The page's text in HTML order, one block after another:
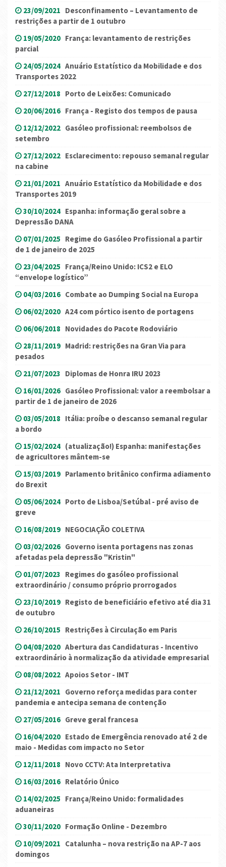
23/09/2021 Desconfinamento – Levantamento de
restrições a partir de 1 outubro
19/05/2020 França: levantamento de restrições
parcial
24/05/2024 Anuário Estatístico da Mobilidade e dos
Transportes 2022
27/12/2018 Porto de Leixões: Comunicado
20/06/2016 França - Registo dos tempos de pausa
12/12/2022 Gasóleo profissional: reembolsos de
setembro
27/12/2022 Esclarecimento: repouso semanal regular
na cabine
21/01/2021 Anuário Estatístico da Mobilidade e dos
Transportes 2019
30/10/2024 Espanha: informação geral sobre a
Depressão DANA
07/01/2025 Regime do Gasóleo Profissional a partir
de 1 de janeiro de 2025
23/04/2025 França/Reino Unido: ICS2 e ELO
“envelope logístico”
04/03/2016 Combate ao Dumping Social na Europa
06/02/2020 A24 com pórtico isento de portagens
06/06/2018 Novidades do Pacote Rodoviário
28/11/2019 Madrid: restrições na Gran Via para
pesados
21/07/2023 Diplomas de Honra IRU 2023
16/01/2026 Gasóleo Profissional: valor a reembolsar a
partir de 1 de janeiro de 2026
03/05/2018 Itália: proíbe o descanso semanal regular
a bordo
15/02/2024 (atualização!) Espanha: manifestações
de agricultores mântem-se
15/03/2019 Parlamento britânico confirma adiamento
do Brexit
05/06/2024 Porto de Lisboa/Setúbal - pré aviso de
greve
16/08/2019 NEGOCIAÇÃO COLETIVA
03/02/2026 Governo isenta portagens nas zonas
afetadas pela depressão "Kristin"
01/07/2023 Regimes do gasóleo profissional
extraordinário / consumo próprio prorrogados
23/10/2019 Registo de beneficiário efetivo até dia 31
de outubro
26/10/2015 Restrições à Circulação em Paris
04/08/2020 Abertura das Candidaturas - Incentivo
extraordinário à normalização da atividade empresarial
08/08/2022 Apoios Setor - IMT
21/12/2021 Governo reforça medidas para conter
pandemia e antecipa semana de contenção
27/05/2016 Greve geral francesa
16/04/2020 Estado de Emergência renovado até 2 de
maio - Medidas com impacto no Setor
12/11/2018 Novo CCTV: Ata Interpretativa
16/03/2016 Relatório Único
14/02/2025 França/Reino Unido: formalidades
aduaneiras
30/11/2020 Formação Online - Dezembro
10/09/2021 Catalunha – nova restrição na AP-7 aos
domingos